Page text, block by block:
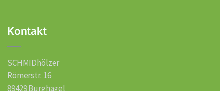
Kontakt
SCHMIDhölzer
Römerstr. 16
89429 Burghagel